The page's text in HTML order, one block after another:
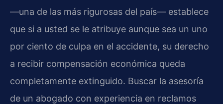
—una de las más rigurosas del país— establece
que si a usted se le atribuye aunque sea un uno
por ciento de culpa en el accidente, su derecho
a recibir compensación económica queda
completamente extinguido. Buscar la asesoría
de un abogado con experiencia en reclamos